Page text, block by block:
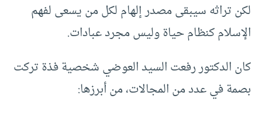
لكن تراثه سيبقى مصدر إلهام لكل من يسعى لفهم
الإسلام كنظام حياة وليس مجرد عبادات.
كان الدكتور رفعت السيد العوضي شخصية فذة تركت
بصمة في عدد من المجالات، من أبرزها: